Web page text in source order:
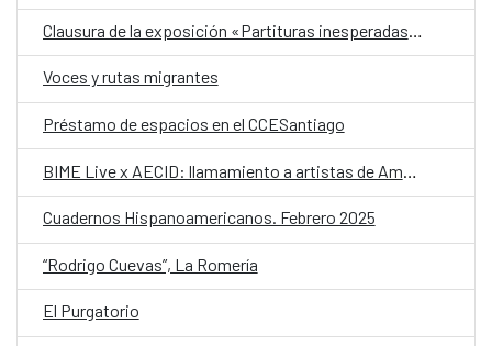
Voces y rutas migrantes
Préstamo de espacios en el CCESantiago
Cuadernos Hispanoamericanos. Febrero 2025
“Rodrigo Cuevas”, La Romería
El Purgatorio